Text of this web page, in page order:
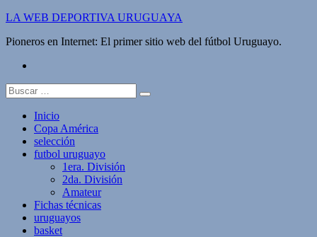
Saltar
contenido
LA WEB DEPORTIVA URUGUAYA
Pioneros en Internet: El primer sitio web del fútbol Uruguayo.
Buscar:
Inicio
Copa América
selección
futbol uruguayo
1era. División
2da. División
Amateur
Fichas técnicas
uruguayos
basket